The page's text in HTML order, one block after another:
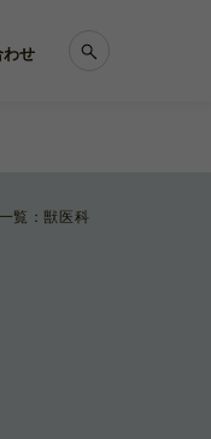
わせ
覧：獣医科